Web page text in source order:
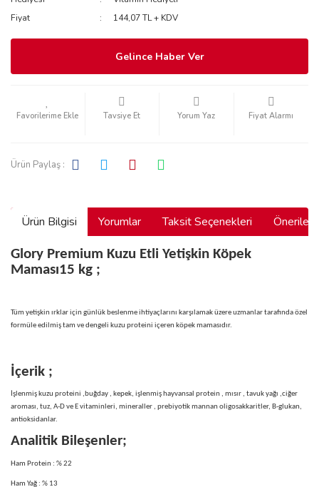
Fiyat
144,07 TL + KDV
Gelince Haber Ver
Tavsiye Et Yorum Yaz Fiyat Alarmı
Ürün Paylaş :
Ürün Bilgisi Yorumlar Taksit Seçenekleri
Glory Premium Kuzu Etli Yetişkin Köpek
Maması15 kg ;
Tüm yetişkin ırklar için günlük beslenme ihtiyaçlarını karşılamak üzere uzmanlar tarafında özel
formüle edilmiş tam ve dengeli kuzu proteini içeren köpek mamasıdır.
İçerik ;
İşlenmiş kuzu proteini ,buğday , kepek, işlenmiş hayvansal protein , mısır , tavuk yağı ,ciğer
aroması, tuz, A-D ve E vitaminleri, mineraller , prebiyotik mannan oligosakkaritler, B-glukan,
antioksidanlar.
Analitik Bileşenler;
Ham Protein : % 22
Ham Yağ : % 13